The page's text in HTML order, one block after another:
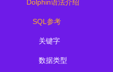
Dolphin语法介绍
SQL参考
关键字
数据类型